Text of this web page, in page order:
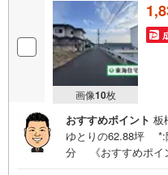
画像10枚
おすすめポイント 板
ゆとりの62.88坪 *:
分 《おすすめポイ